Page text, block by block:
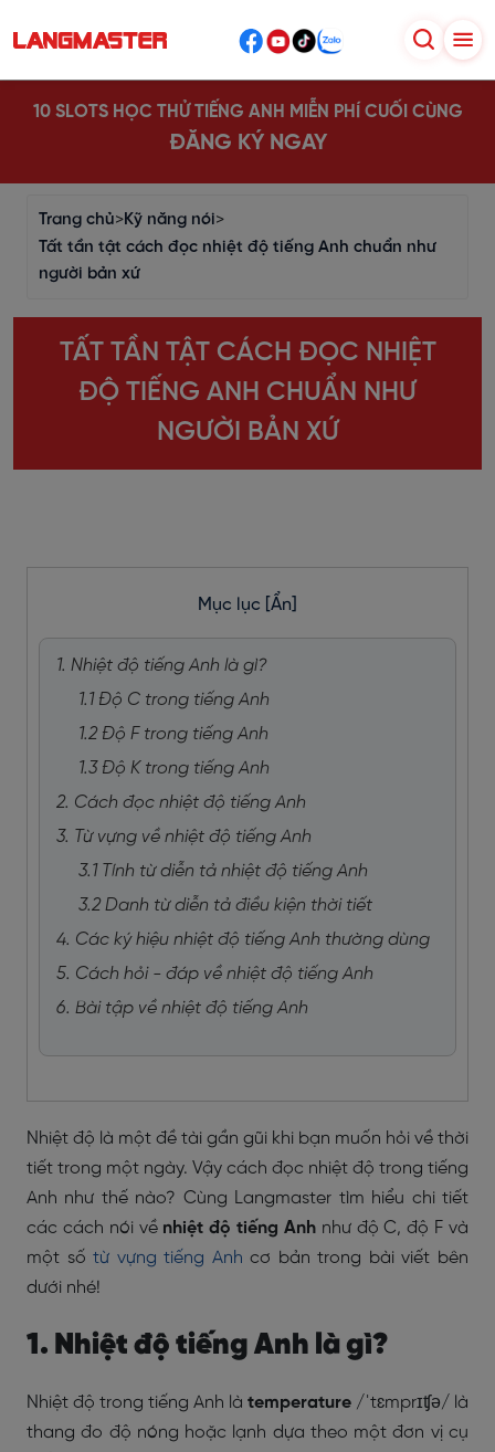
10 SLOTS HỌC THỬ TIẾNG ANH MIỄN PHÍ CUỐI CÙNG
ĐĂNG KÝ NGAY
Trang chủ>Kỹ năng nói>
Tất tần tật cách đọc nhiệt độ tiếng Anh chuẩn như
người bản xứ
TẤT TẦN TẬT CÁCH ĐỌC NHIỆT
ĐỘ TIẾNG ANH CHUẨN NHƯ
NGƯỜI BẢN XỨ
Mục lục [Ẩn]
1. Nhiệt độ tiếng Anh là gì?
1.1 Độ C trong tiếng Anh
1.2 Độ F trong tiếng Anh
1.3 Độ K trong tiếng Anh
2. Cách đọc nhiệt độ tiếng Anh
3. Từ vựng về nhiệt độ tiếng Anh
3.1 Tính từ diễn tả nhiệt độ tiếng Anh
3.2 Danh từ diễn tả điều kiện thời tiết
4. Các ký hiệu nhiệt độ tiếng Anh thường dùng
5. Cách hỏi - đáp về nhiệt độ tiếng Anh
6. Bài tập về nhiệt độ tiếng Anh
Nhiệt độ là một đề tài gần gũi khi bạn muốn hỏi về thời
tiết trong một ngày. Vậy cách đọc nhiệt độ trong tiếng
Anh như thế nào? Cùng Langmaster tìm hiểu chi tiết
các cách nói về nhiệt độ tiếng Anhnhư độ C, độ F và
một sốtừ vựng tiếng Anh cơ bản trong bài viết bên
dưới nhé!
1. Nhiệt độ tiếng Anh là gì?
Nhiệt độ trong tiếng Anh là temperature /ˈtɛmprɪʧə/ là
thang đo độ nóng hoặc lạnh dựa theo một đơn vị cụ